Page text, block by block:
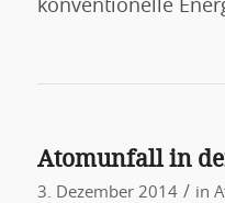
konventionelle
Atomunfall in
3. Dezember 2014 / in